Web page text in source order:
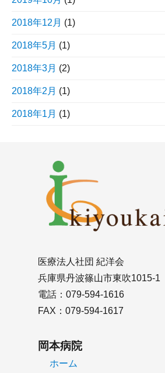
2018年12月 (1)
2018年5月 (1)
2018年3月 (2)
2018年2月 (1)
2018年1月 (1)
医療法人社団 紀洋会
兵庫県丹波篠山市東吹1015-1
電話：079-594-1616
FAX：079-594-1617
岡本病院
ホーム